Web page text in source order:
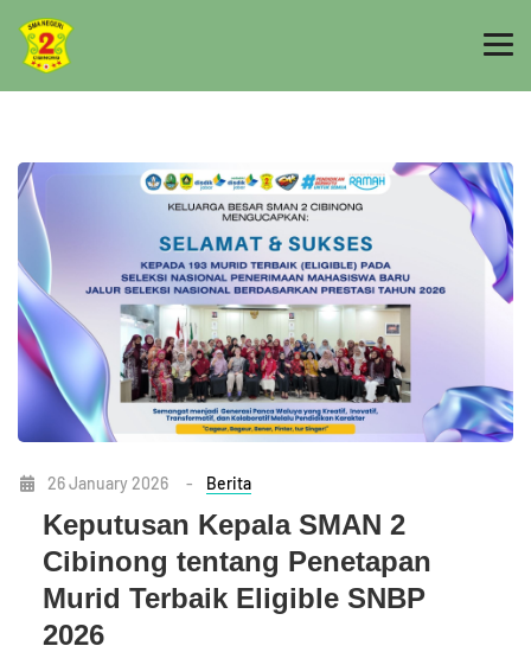
26 January 2026 - Berita
Keputusan Kepala SMAN 2
Cibinong tentang Penetapan
Murid Terbaik Eligible SNBP
2026